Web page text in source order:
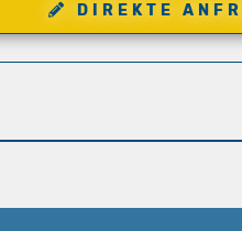
DIREKTE